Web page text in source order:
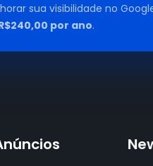
sua visibilidade no
por ano.